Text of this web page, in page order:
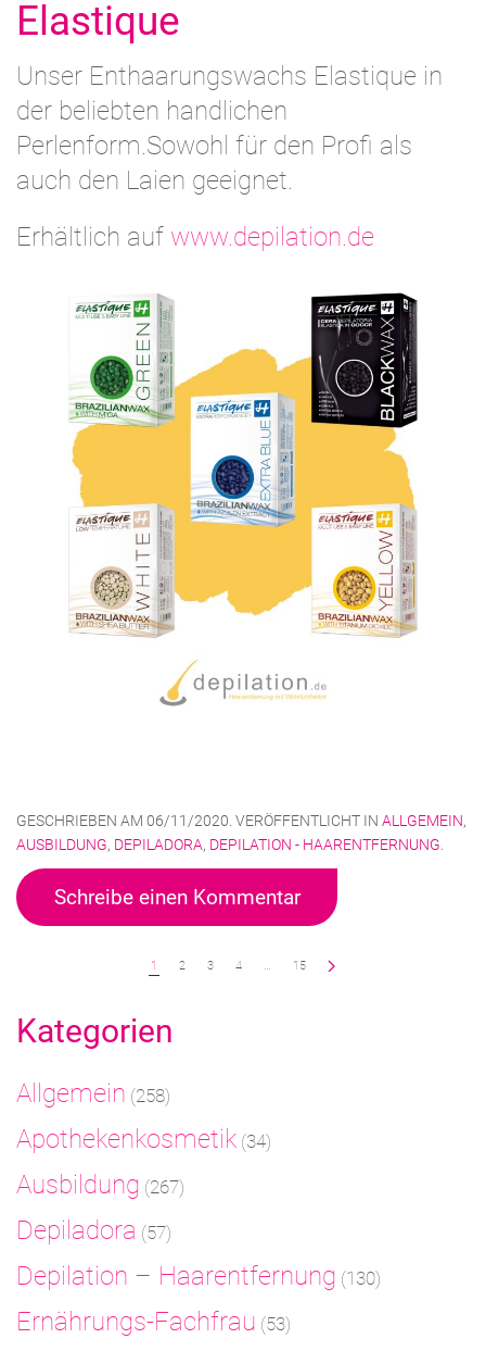
Elastique
Unser Enthaarungswachs Elastique in
der beliebten handlichen
Perlenform.Sowohl für den Profi als
auch den Laien geeignet.
Erhältlich auf www.depilation.de
GESCHRIEBEN AM 06/11/2020 . VERÖFFENTLICHT IN ALLGEMEIN,
AUSBILDUNG, DEPILADORA, DEPILATION - HAARENTFERNUNG
Schreibe einen Kommentar
1 2 3 4 … 15
Kategorien
Allgemein (258)
Apothekenkosmetik (34)
Ausbildung (267)
Depiladora (57)
Depilation – Haarentfernung (130)
Ernährungs-Fachfrau (53)